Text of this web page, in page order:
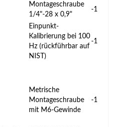
Montageschraube
1/4"-28 x 0,9"
-1
Einpunkt-
Kalibrierung bei 100
Hz (rückführbar auf
NIST)
-1
Metrische
Montageschraube
mit M6-Gewinde
-1